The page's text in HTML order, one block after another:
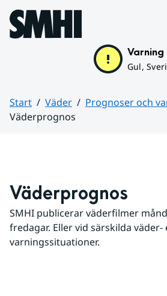
Hoppa till sidans innehåll
Varning
Gul,
Start Väder
Prognoser och
Väderprognos
Väderprognos
SMHI publicerar väderfilmer
fredagar. Eller vid särskilda väder-
varningssituationer.